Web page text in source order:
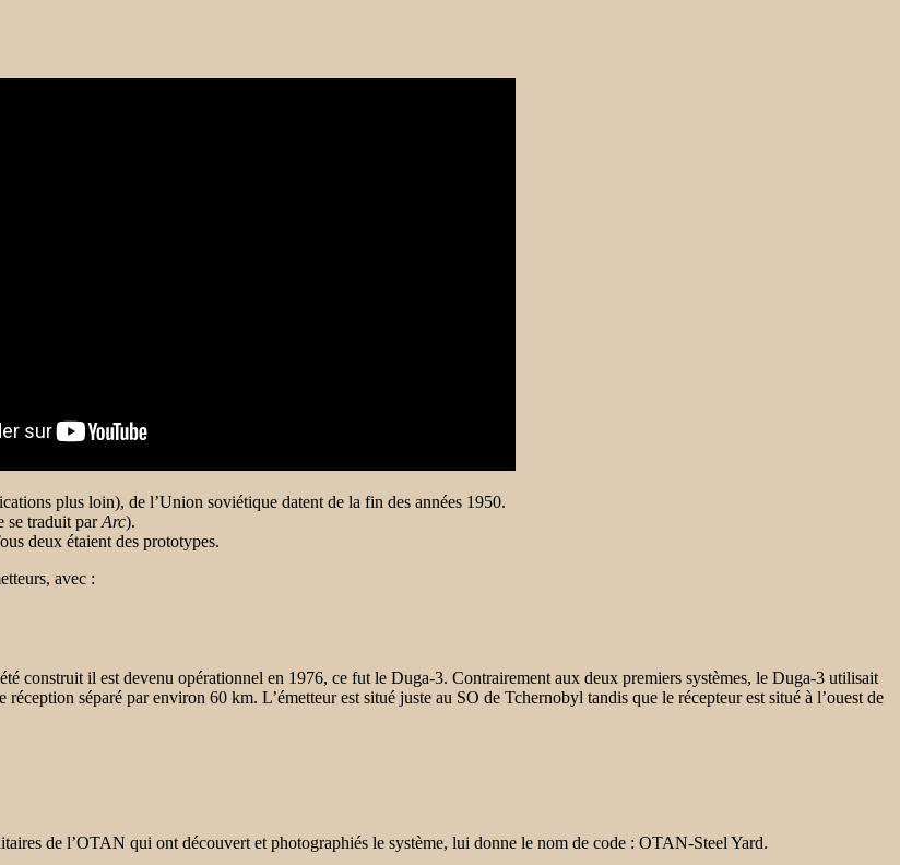
plus loin), de l’Union soviétique datent de la fin des années 1950.
se traduit parArc).
deux étaient des prototypes.
avec :
construit il est devenu opérationnel en 1976, ce fut le Duga-3. Contrairement aux deux premiers systèmes, le Duga-3 utilisait
réception séparé par environ 60 km. L’émetteur est situé juste au SO de Tchernobyl tandis que le récepteur est situé à l’ouest de
de l’OTAN qui ont découvert et photographiés le système, lui donne le nom de code : OTAN-Steel Yard.